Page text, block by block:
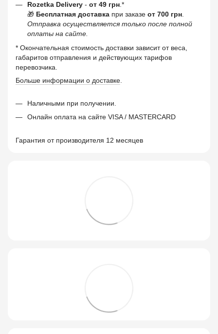
Rozetka Delivery - от 49 грн .*
🎁 Бесплатная доставка при заказе от 700 грн
Отправка осуществляется только после полной
оплаты на сайте.
* Окончательная стоимость доставки зависит от веса,
габаритов отправления и действующих тарифов
перевозчика.
Больше информации о доставке
Наличными при получении.
Онлайн оплата на сайте VISA / MASTERCARD
Гарантия от производителя 12 месяцев